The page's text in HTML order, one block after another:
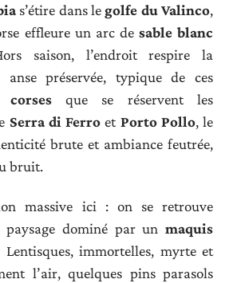
s’étire dans legolfe du Valinco,
effleure un arc de sable blanc
saison, l’endroit respire la
préservée, typique de ces
corsesque se réservent les
Serra di Ferro et Porto Pollo, le
brute et ambiance feutrée,
bruit.
massive ici : on se retrouve
dominé par un maquis
immortelles, myrte et
l’air, quelques pins parasols